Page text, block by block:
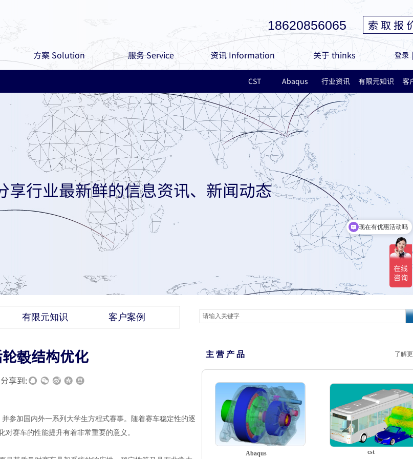
18620856065
登录 |
索 取 报
方案 Solution 服务 Service 资讯 Information 关于 thinks
享行业最新鲜的信息资讯、新闻动态
CST Abaqus 行业资讯 有限元知识 客
有限元知识 客户案例
毂结构优化
分享到:
参加国内外一系列大学生方程式赛事。随着赛车稳定性的逐
赛车的性能提升有着非常重要的意义。
主 营 产 品 了解
cst
Abaqus
现在有优惠活动吗